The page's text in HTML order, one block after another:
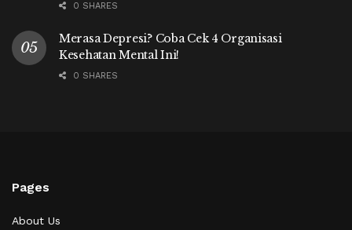
0 SHARES
Merasa Depresi? Coba Cek 4 Organisasi
Kesehatan Mental Ini!
0 SHARES
Pages
About Us